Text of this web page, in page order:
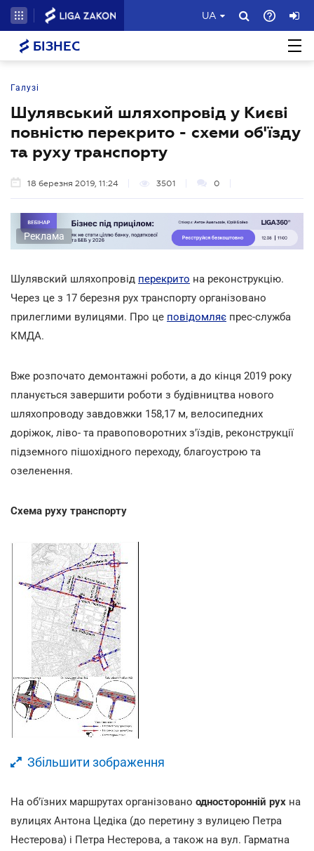
UA
БІЗНЕС
Галузі
Шулявський шляхопровід у Києві
повністю перекрито - схеми об'їзду
та руху транспорту
18 березня 2019, 11:24 3501 0
Реклама
Шулявский шляхопровід перекрито на реконструкцію.
Через це з 17 березня рух транспорту організовано
прилеглими вулицями. Про це повідомляє прес-служба
КМДА.
Вже розпочато демонтажні роботи, а до кінця 2019 року
планується завершити роботи з будівництва нового
шляхопроводу завдовжки 158,17 м, велосипедних
доріжок, ліво- та правоповоротних з'їздів, реконструкції
підземного пішохідного переходу, благоустрою та
озеленення.
Схема руху транспорту
Збільшити зображення
На об'їзних маршрутах організовано односторонній рух на
вулицях Антона Цедіка (до перетину з вулицею Петра
Нестерова) і Петра Нестерова, а також на вул. Гарматна